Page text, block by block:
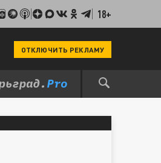
18+
ОТКЛЮЧИТЬ РЕКЛАМУ